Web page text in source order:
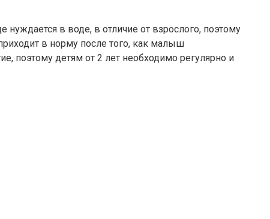
в воде, в отличие от взрослого, поэтому
в норму после того, как малыш
поэтому детям от 2 лет необходимо регулярно и